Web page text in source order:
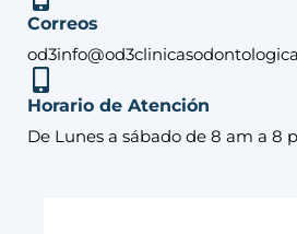
Correos
Horario de Atención
De Lunes a sábado de 8 am a 8